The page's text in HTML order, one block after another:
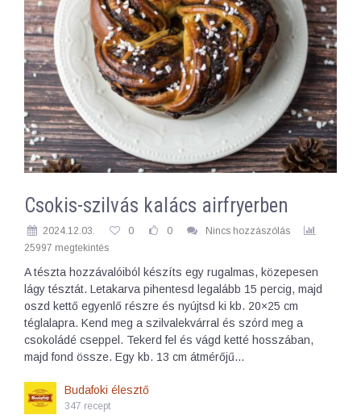
Csokis-szilvás kalács airfryerben
2024.12.03. 0 0
Nincs hozzászólás
25997 megtekintés
A tészta hozzávalóiból készíts egy rugalmas, közepesen
lágy tésztát. Letakarva pihentesd legalább 15 percig, majd
oszd kettő egyenlő részre és nyújtsd ki kb. 20×25 cm
téglalapra. Kend meg a szilvalekvárral és szórd meg a
csokoládé cseppel. Tekerd fel és vágd ketté hosszában,
majd fond össze. Egy kb. 13 cm átmérőjű…
Budafoki élesztő
347 recept